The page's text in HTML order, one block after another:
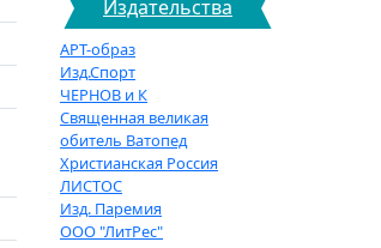
Издательства
АРТ-образ
Изд.Спорт
ЧЕРНОВ и К
Священная великая
обитель Ватопед
Христианская Россия
ЛИСТОС
Изд. Паремия
ООО "ЛитРес"